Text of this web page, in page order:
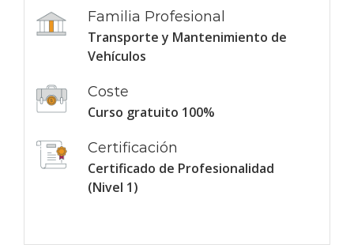
Familia Profesional
Transporte y Mantenimiento de
Vehículos
Coste
Curso gratuito 100%
Certificación
Certificado de Profesionalidad
(Nivel 1)